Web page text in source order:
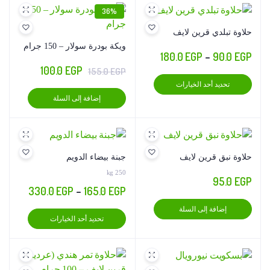
المنتج
حلاوة تبلدي قرين لايف
90.0 EGP
–
180.0 EGP
نطاق
السعر:
من
⁦90.0 EGP⁩
تحديد أحد الخيارات
هناك
المختلفة
لهذا
الخيارات
المنتج
36%
ويكة بودرة سولار – 150 جرام
155.0EGP
السعر
الأصلي
هو:
100.0 EGP
السعر
الحالي
هو:
إضافة إلى السلة
حلاوة نبق قرين لايف
95.0 EGP
إضافة إلى السلة
جبنة بيضاء الدويم
250 kg
165.0 EGP
–
330.0 EGP
نطاق
من
خلال
تحديد أحد الخيارات
هناك